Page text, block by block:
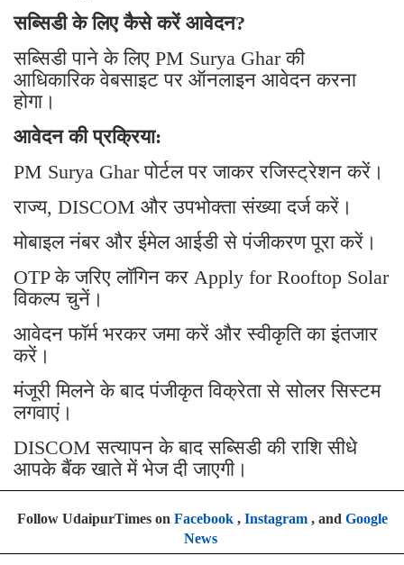
सब्सिडी के लिए कैसे करें आवेदन?
सब्सिडी पाने के लिए PM Surya Ghar की
आधिकारिक वेबसाइट पर ऑनलाइन आवेदन करना
होगा।
आवेदन की प्रक्रिया:
PM Surya Ghar पोर्टल पर जाकर रजिस्ट्रेशन करें।
राज्य, DISCOM और उपभोक्ता संख्या दर्ज करें।
मोबाइल नंबर और ईमेल आईडी से पंजीकरण पूरा करें।
OTP के जरिए लॉगिन कर Apply for Rooftop Solar
विकल्प चुनें।
आवेदन फॉर्म भरकर जमा करें और स्वीकृति का इंतजार
करें।
मंजूरी मिलने के बाद पंजीकृत विक्रेता से सोलर सिस्टम
लगवाएं।
DISCOM सत्यापन के बाद सब्सिडी की राशि सीधे
आपके बैंक खाते में भेज दी जाएगी।
Follow UdaipurTimes on Facebook, Instagram, and Google
News